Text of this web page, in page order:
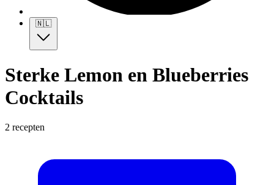
🇳🇱
Sterke Lemon en Blueberries
Cocktails
2 recepten